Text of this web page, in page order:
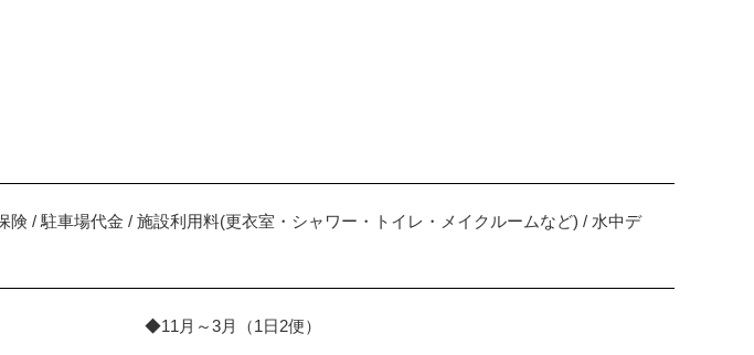
/ 駐車場代金 / 施設利用料(更衣室・シャワー・トイレ・メイクルームなど) / 水中デ
◆11月～3月（1日2便）